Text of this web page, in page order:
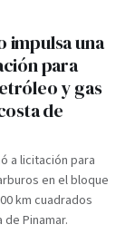
impulsa una
para
y gas
de
a licitación para
en el bloque
km cuadrados
Pinamar.